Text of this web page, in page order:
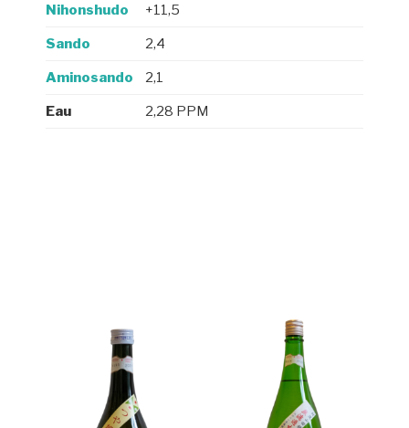
Nihonshudo +11,5
Sando 2,4
Aminosando 2,1
Eau 2,28 PPM